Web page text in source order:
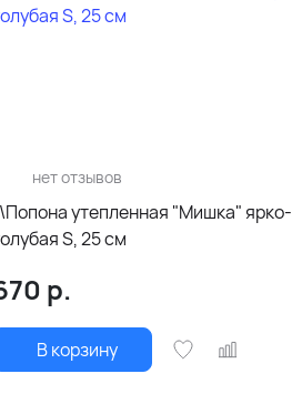
нет отзывов
утепленная "Мишка" ярко-
S, 25 см
р.
В корзину